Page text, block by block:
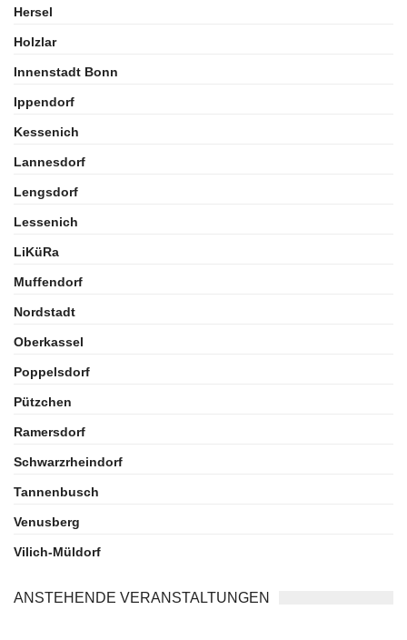
Hersel
Holzlar
Innenstadt Bonn
Ippendorf
Kessenich
Lannesdorf
Lengsdorf
Lessenich
LiKüRa
Muffendorf
Nordstadt
Oberkassel
Poppelsdorf
Pützchen
Ramersdorf
Schwarzrheindorf
Tannenbusch
Venusberg
Vilich-Müldorf
ANSTEHENDE VERANSTALTUNGEN